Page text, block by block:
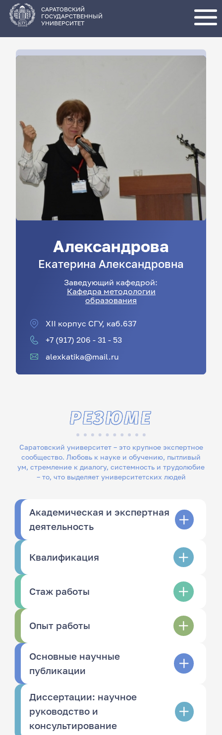
основному
содержанию
САРАТОВСКИЙ
ГОСУДАРСТВЕННЫЙ
УНИВЕРСИТЕТ
Александрова
Екатерина Александровна
Заведующий кафедрой:
Кафедра методологии
образования
XII корпус СГУ, каб.637
+7 (917) 206 - 31 - 53
alexkatika@mail.ru
Саратовский университет – это крупное экспертное
сообщество. Любовь к науке и обучению, пытливый
ум, стремление к диалогу, системность и трудолюбие
– то, что выделяет университетских людей
РЕЗЮМЕ
Академическая и экспертная
деятельность
Квалификация
Стаж работы
Опыт работы
Основные научные
публикации
Диссертации: научное
руководство и
консультирование